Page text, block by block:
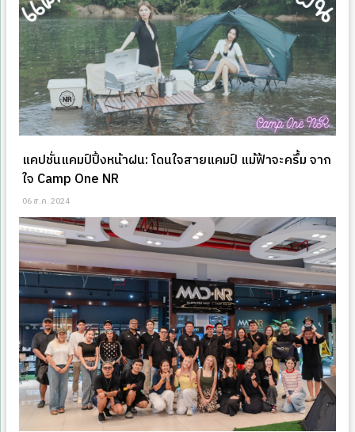
แคปชั่นแคมป์ปิ้งหน้าฝน: โดนใจสายแคมป์ แม้ฟ้าจะครึ้ม จาก
ใจ Camp One NR
06 ส.ค. 2024